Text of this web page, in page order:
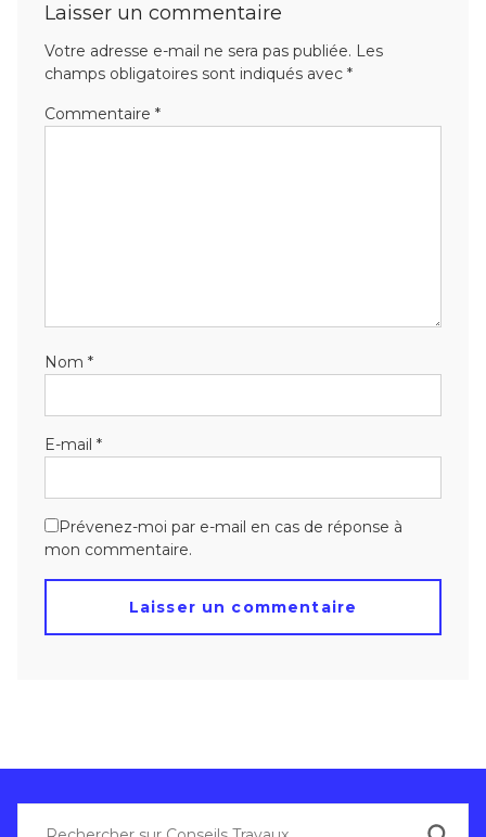
Laisser un commentaire
Votre adresse e-mail ne sera pas publiée. Les
champs obligatoires sont indiqués avec *
Commentaire *
Nom *
E-mail *
Prévenez-moi par e-mail en cas de réponse à
mon commentaire.